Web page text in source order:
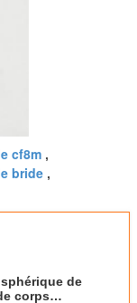
cf8m ,
bride ,
de
corps